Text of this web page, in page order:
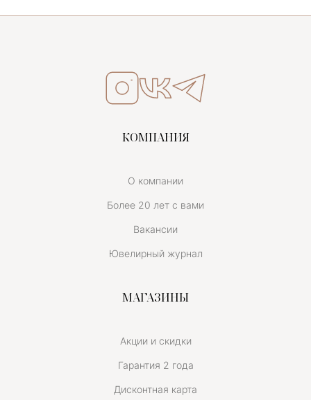
КОМПАНИЯ
О компании
Более 20 лет с вами
Вакансии
Ювелирный журнал
МАГАЗИНЫ
Акции и скидки
Гарантия 2 года
Дисконтная карта